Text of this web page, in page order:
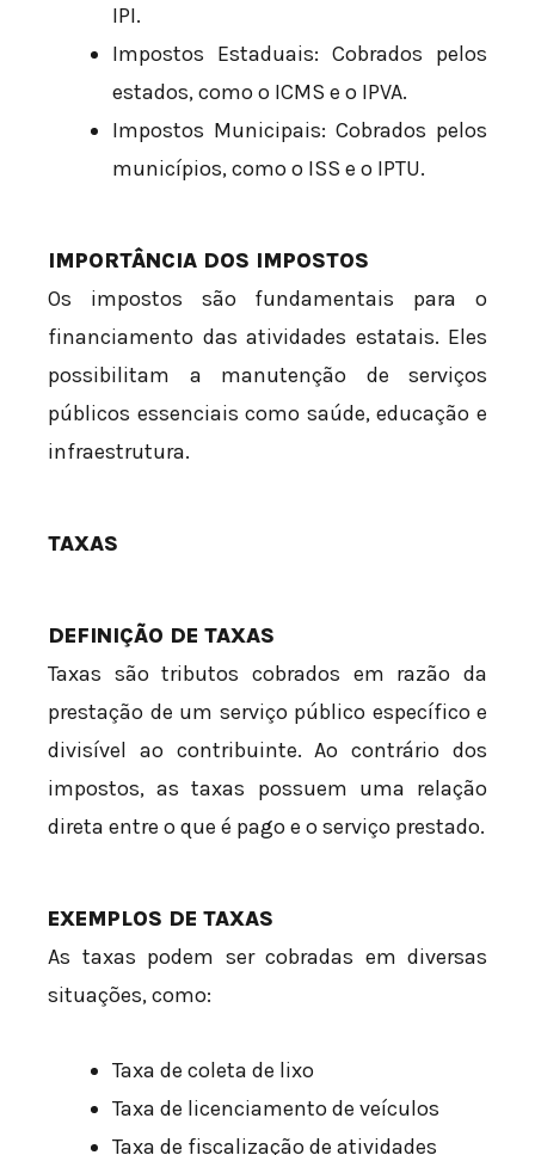
IPI.
Impostos Estaduais: Cobrados pelos
estados, como o ICMS e o IPVA.
Impostos Municipais: Cobrados pelos
municípios, como o ISS e o IPTU.
IMPORTÂNCIA DOS IMPOSTOS
Os impostos são fundamentais para o
financiamento das atividades estatais. Eles
possibilitam a manutenção de serviços
públicos essenciais como saúde, educação e
infraestrutura.
TAXAS
DEFINIÇÃO DE TAXAS
Taxas são tributos cobrados em razão da
prestação de um serviço público específico e
divisível ao contribuinte. Ao contrário dos
impostos, as taxas possuem uma relação
direta entre o que é pago e o serviço prestado.
EXEMPLOS DE TAXAS
As taxas podem ser cobradas em diversas
situações, como:
Taxa de coleta de lixo
Taxa de licenciamento de veículos
Taxa de fiscalização de atividades